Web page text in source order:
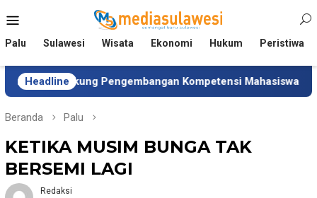
ke
Mobile
Palu Sulawesi Wisata Ekonomi Hukum Peristiwa
Headline
Pengembangan Kompetensi Mahasiswa Tim
Beranda Palu
KETIKA MUSIM BUNGA TAK
BERSEMI LAGI
Redaksi